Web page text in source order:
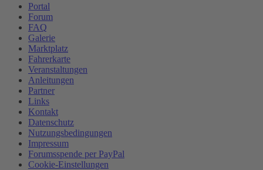
Portal
Forum
FAQ
Galerie
Marktplatz
Fahrerkarte
Veranstaltungen
Anleitungen
Partner
Links
Kontakt
Datenschutz
Nutzungsbedingungen
Impressum
Forumsspende per PayPal
Cookie-Einstellungen